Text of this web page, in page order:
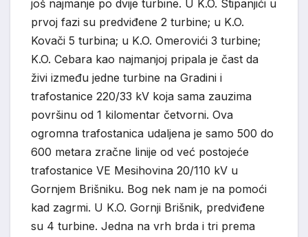
još najmanje po dvije turbine. U K.O. Stipanjići u
prvoj fazi su predviđene 2 turbine; u K.O.
Kovači 5 turbina; u K.O. Omerovići 3 turbine;
K.O. Cebara kao najmanjoj pripala je čast da
živi između jedne turbine na Gradini i
trafostanice 220/33 kV koja sama zauzima
površinu od 1 kilomentar četvorni. Ova
ogromna trafostanica udaljena je samo 500 do
600 metara zračne linije od već postojeće
trafostanice VE Mesihovina 20/110 kV u
Gornjem Brišniku. Bog nek nam je na pomoći
kad zagrmi. U K.O. Gornji Brišnik, predviđene
su 4 turbine. Jedna na vrh brda i tri prema